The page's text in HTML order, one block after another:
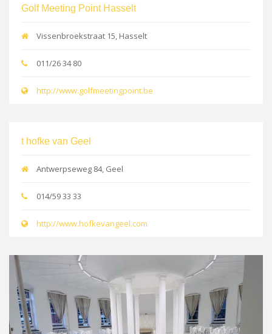
Golf Meeting Point Hasselt
Vissenbroekstraat 15, Hasselt
011/26 34 80
http://www.golfmeetingpoint.be
t hofke van Geel
Antwerpseweg 84, Geel
014/59 33 33
http://www.hofkevangeel.com